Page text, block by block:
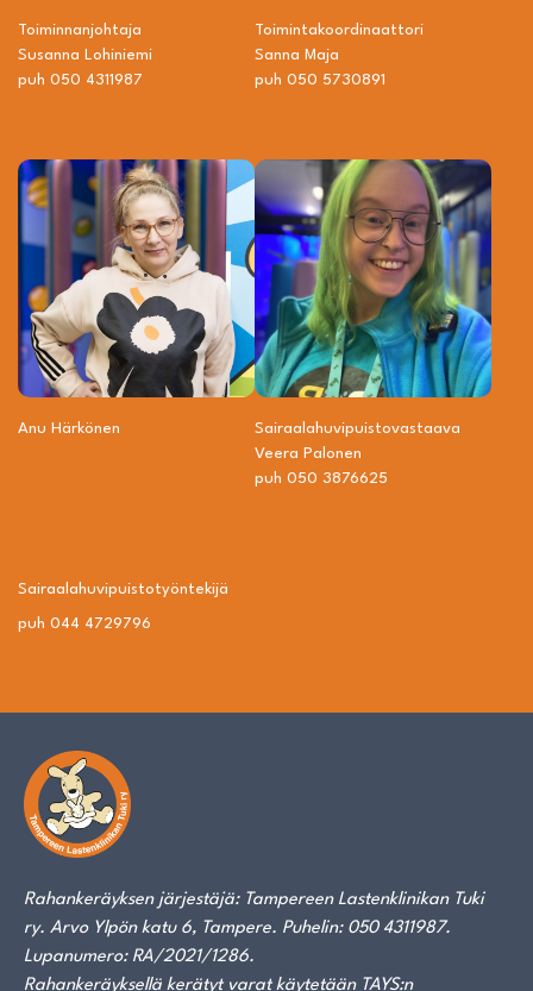
Toiminnanjohtaja
Susanna Lohiniemi
puh 050 4311987
Toiminta­­koordinaattori
Sanna Maja
puh 050 5730891
Anu Härkönen
Sairaalahuvipuisto­vastaava
Veera Palonen
puh 050 3876625
Sairaalahuvipuisto­työntekijä
puh 044 4729796
Rahankeräyksen järjestäjä: Tampereen Lastenklinikan Tuki
ry. Arvo Ylpön katu 6, Tampere. Puhelin: 050 4311987.
Lupanumero: RA/2021/1286.
Rahankeräyksellä kerätyt varat käytetään TAYS:n